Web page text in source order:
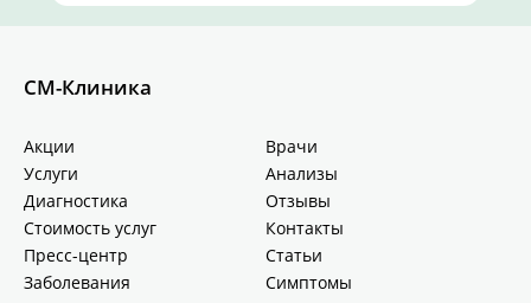
СМ-Клиника
Акции
Врачи
Услуги
Анализы
Диагностика
Отзывы
Стоимость услуг
Контакты
Пресс-центр
Статьи
Заболевания
Симптомы